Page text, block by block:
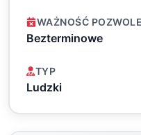
WAŻNOŚĆ
Bezterminowe
TYP
Ludzki